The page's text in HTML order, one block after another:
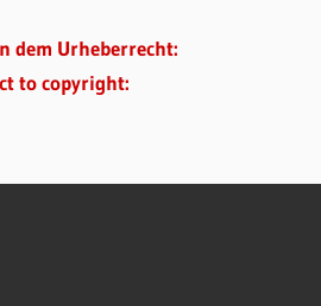
dem Urheberrecht:
to copyright: